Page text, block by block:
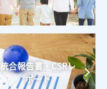
統合報告書・CSRレ
ポート